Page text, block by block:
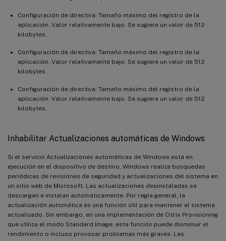
Configuración de directiva: Tamaño máximo del registro de la
aplicación. Valor relativamente bajo. Se sugiere un valor de 512
kilobytes.
Configuración de directiva: Tamaño máximo del registro de la
aplicación. Valor relativamente bajo. Se sugiere un valor de 512
kilobytes.
Configuración de directiva: Tamaño máximo del registro de la
aplicación. Valor relativamente bajo. Se sugiere un valor de 512
kilobytes.
Inhabilitar Actualizaciones automáticas de Windows
Si el servicio Actualizaciones automáticas de Windows está en
ejecución en el dispositivo de destino, Windows realiza búsquedas
periódicas de revisiones de seguridad y actualizaciones del sistema en
un sitio web de Microsoft. Las actualizaciones desinstaladas se
descargan e instalan automáticamente. Por regla general, la
actualización automática es una función útil para mantener el sistema
actualizado. Sin embargo, en una implementación de Citrix Provisioning
que utiliza el modo Standard Image, esta función puede disminuir el
rendimiento o incluso provocar problemas más graves. Las